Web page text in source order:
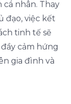
nhân. Thay
đạo, việc kết
tinh tế sẽ
cảm hứng
gia đình và